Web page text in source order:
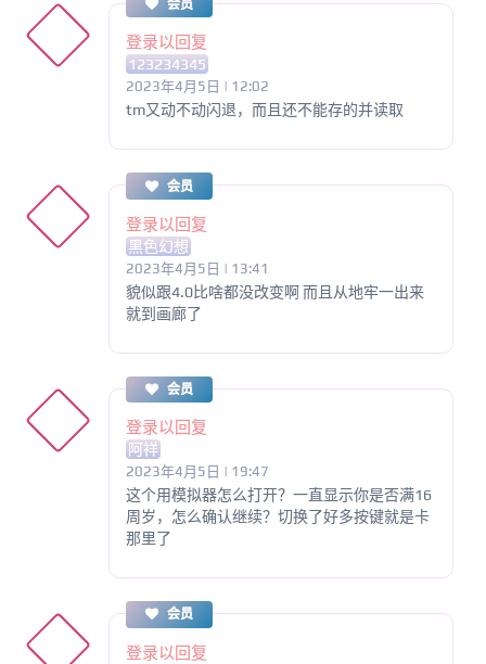
会员
登录以回复
123234345
2023年4月5日 | 12:02
tm又动不动闪退，而且还不能存的并读取
会员
登录以回复
黑色幻想
2023年4月5日 | 13:41
貌似跟4.0比啥都没改变啊 而且从地牢一出来
就到画廊了
会员
登录以回复
阿祥
2023年4月5日 | 19:47
这个用模拟器怎么打开？一直显示你是否满16
周岁，怎么确认继续？切换了好多按键就是卡
那里了
会员
登录以回复